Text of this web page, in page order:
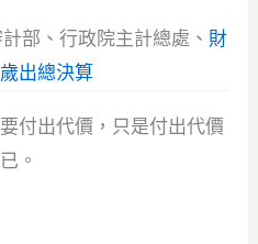
部、行政院主計總處、 財
出總決算
付出代價，只是付出代價
。